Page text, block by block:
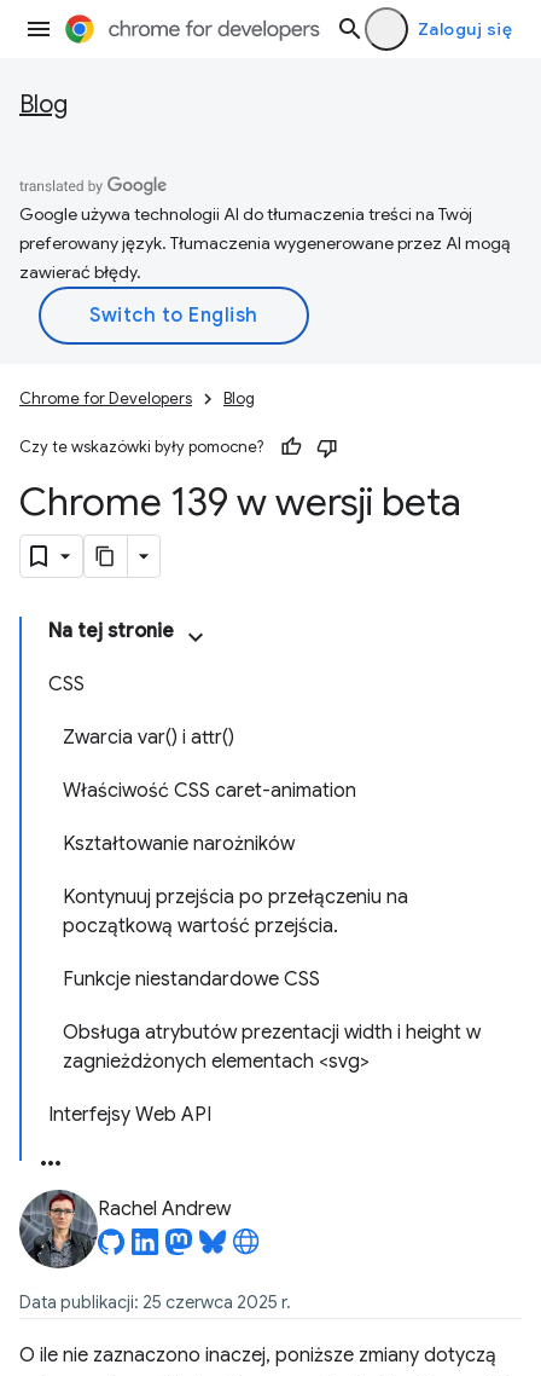
Zaloguj się
Blog
Google używa technologii AI do tłumaczenia treści na Twój
preferowany język. Tłumaczenia wygenerowane przez AI mogą
zawierać błędy.
Chrome for Developers Blog
Czy te wskazówki były pomocne?
Chrome 139 w wersji beta
Na tej stronie
CSS
Zwarcia var() i attr()
Właściwość CSS caret-animation
Kształtowanie narożników
Kontynuuj przejścia po przełączeniu na
początkową wartość przejścia.
Funkcje niestandardowe CSS
Obsługa atrybutów prezentacji width i height w
zagnieżdżonych elementach <svg>
Interfejsy Web API
Rachel Andrew
Data publikacji: 25 czerwca 2025 r.
O ile nie zaznaczono inaczej, poniższe zmiany dotyczą